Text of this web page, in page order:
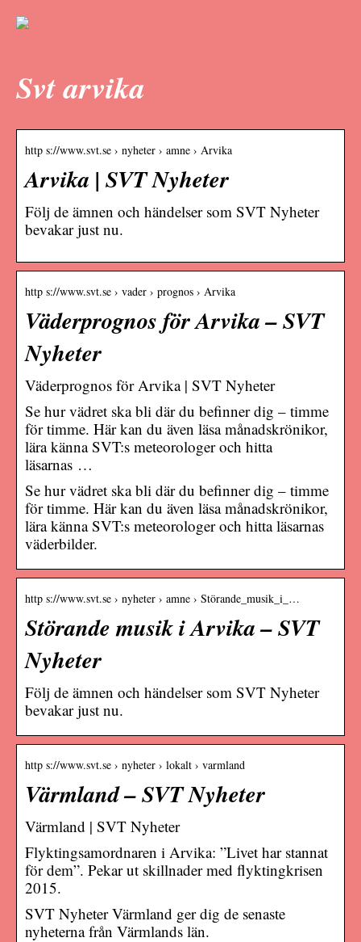
Svt arvika
http s://www.svt.se › nyheter › amne › Arvika
Arvika | SVT Nyheter
Följ de ämnen och händelser som SVT Nyheter
bevakar just nu.
http s://www.svt.se › vader › prognos › Arvika
Väderprognos för Arvika – SVT
Nyheter
Väderprognos för Arvika | SVT Nyheter
Se hur vädret ska bli där du befinner dig – timme
för timme. Här kan du även läsa månadskrönikor,
lära känna SVT:s meteorologer och hitta
läsarnas …
Se hur vädret ska bli där du befinner dig – timme
för timme. Här kan du även läsa månadskrönikor,
lära känna SVT:s meteorologer och hitta läsarnas
väderbilder.
http s://www.svt.se › nyheter › amne › Störande_musik_i_…
Störande musik i Arvika – SVT
Nyheter
Följ de ämnen och händelser som SVT Nyheter
bevakar just nu.
http s://www.svt.se › nyheter › lokalt › varmland
Värmland – SVT Nyheter
Värmland | SVT Nyheter
Flyktingsamordnaren i Arvika: ”Livet har stannat
för dem”. Pekar ut skillnader med flyktingkrisen
2015.
SVT Nyheter Värmland ger dig de senaste
nyheterna från Värmlands län.